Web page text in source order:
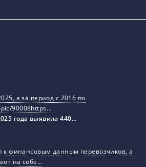
а за период с 2016 по
90008https…
года выявила 440…
к финансовым данным перевозчиков, а
на себе…